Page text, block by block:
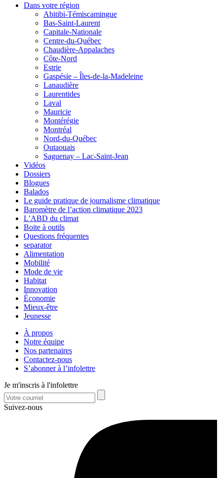
Dans votre région
Abitibi-Témiscamingue
Bas-Saint-Laurent
Capitale-Nationale
Centre-du-Québec
Chaudière-Appalaches
Côte-Nord
Estrie
Gaspésie – Îles-de-la-Madeleine
Lanaudière
Laurentides
Laval
Mauricie
Montérégie
Montréal
Nord-du-Québec
Outaouais
Saguenay – Lac-Saint-Jean
Vidéos
Dossiers
Blogues
Balados
Le guide pratique de journalisme climatique
Baromètre de l’action climatique 2023
L’ABD du climat
Boite à outils
Questions fréquentes
separator
Alimentation
Mobilité
Mode de vie
Habitat
Innovation
Économie
Mieux-être
Jeunesse
À propos
Notre équipe
Nos partenaires
Contactez-nous
S’abonner à l’infolettre
Je m'inscris à l'infolettre
Suivez-nous